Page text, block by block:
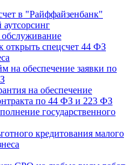
в "Райффайзенбанк"
аутсорсинг
обслуживание
открыть спецсчет 44 ФЗ
на обеспечение заявки по
на обеспечение
по 44 ФЗ и 223 ФЗ
государственного
кредитования малого